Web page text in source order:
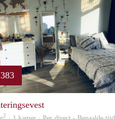
383
2